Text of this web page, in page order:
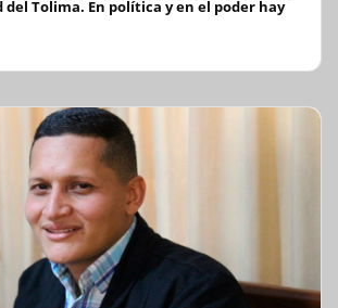
del Tolima. En política y en el poder hay